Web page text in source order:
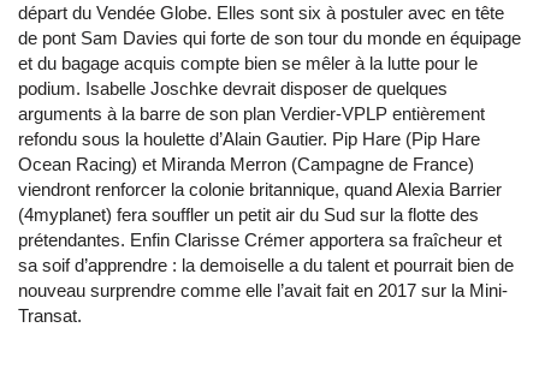
départ du Vendée Globe. Elles sont six à postuler avec en tête
de pont Sam Davies qui forte de son tour du monde en équipage
et du bagage acquis compte bien se mêler à la lutte pour le
podium. Isabelle Joschke devrait disposer de quelques
arguments à la barre de son plan Verdier-VPLP entièrement
refondu sous la houlette d’Alain Gautier. Pip Hare (Pip Hare
Ocean Racing) et Miranda Merron (Campagne de France)
viendront renforcer la colonie britannique, quand Alexia Barrier
(4myplanet) fera souffler un petit air du Sud sur la flotte des
prétendantes. Enfin Clarisse Crémer apportera sa fraîcheur et
sa soif d’apprendre : la demoiselle a du talent et pourrait bien de
nouveau surprendre comme elle l’avait fait en 2017 sur la Mini-
Transat.